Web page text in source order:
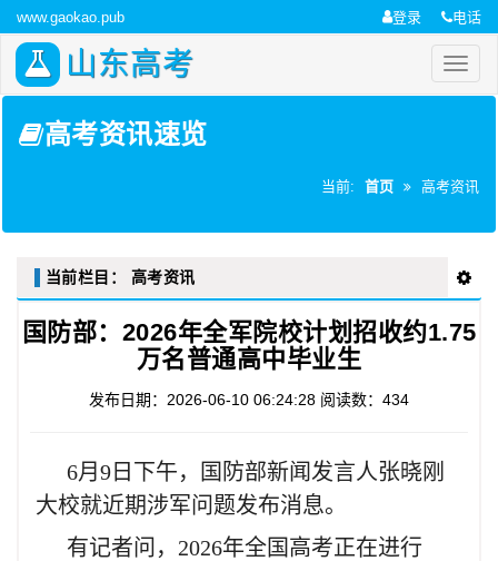
www.gaokao.pub 登录 电话
山东高考
高考资讯速览
当前: 首页 高考资讯
当前栏目： 高考资讯
国防部：2026年全军院校计划招收约1.75
万名普通高中毕业生
发布日期：2026-06-10 06:24:28 阅读数：434
6月9日下午，国防部新闻发言人张晓刚
大校就近期涉军问题发布消息。
有记者问，2026年全国高考正在进行